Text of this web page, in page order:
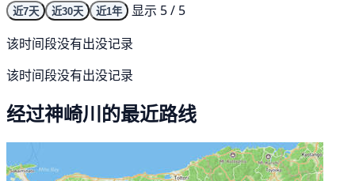
近7天 近30天 近1年
显示 5 / 5
该时间段没有出没记录
该时间段没有出没记录
经过神崎川的最近路线